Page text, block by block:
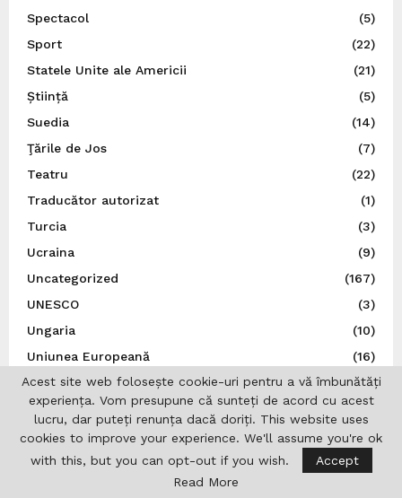
Spectacol
(5)
Sport
(22)
Statele Unite ale Americii
(21)
Știință
(5)
Suedia
(14)
Ţările de Jos
(7)
Teatru
(22)
Traducător autorizat
(1)
Turcia
(3)
Ucraina
(9)
Uncategorized
(167)
UNESCO
(3)
Ungaria
(10)
Uniunea Europeană
(16)
Uniunea Ziariștilor Profesioniști din România
(37)
Acest site web folosește cookie-uri pentru a vă îmbunătăți
experiența. Vom presupune că sunteți de acord cu acest
lucru, dar puteți renunța dacă doriți. This website uses
cookies to improve your experience. We'll assume you're ok
with this, but you can opt-out if you wish.
Accept
Read More